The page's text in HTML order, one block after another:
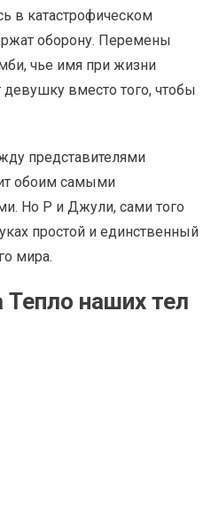
в катастрофическом
оборону. Перемены
чье имя при жизни
девушку вместо того, чтобы
представителями
обоим самыми
Но Р и Джули, сами того
простой и единственный
мира.
наших тел